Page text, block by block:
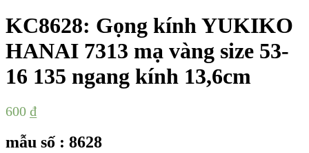
KC8628: Gọng kính YUKIKO
HANAI 7313 mạ vàng size 53-
16 135 ngang kính 13,6cm
600 ₫
mẫu số : 8628